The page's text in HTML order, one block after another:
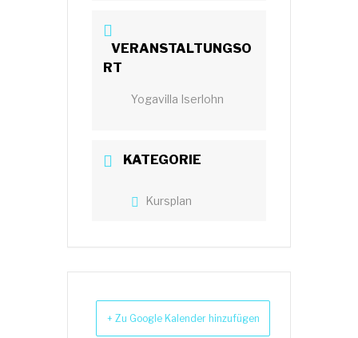
VERANSTALTUNGSO
RT
Yogavilla Iserlohn
KATEGORIE
Kursplan
+ Zu Google Kalender hinzufügen